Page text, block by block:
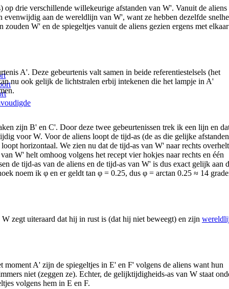
drie verschillende willekeurige afstanden van W'. Vanuit de aliens
evenwijdig aan de wereldlijn van W', want ze hebben dezelfde
W' en de spiegeltjes vanuit de aliens gezien ergens met elkaar
A'. Deze gebeurtenis valt samen in beide referentiestelsels (het
nu ook gelijk de lichtstralen erbij intekenen die het lampje in A'
zijn B' en C'. Door deze twee gebeurtenissen trek ik een lijn en
voor W. Voor de aliens loopt de tijd-as (de as die gelijke afstanden
horizontaal. We zien nu dat de tijd-as van W' naar rechts overhelt
W' helt omhoog volgens het recept vier hokjes naar rechts en één
de tijd-as van de aliens en de tijd-as van W' is dus exact gelijk aan
noem ik φ en er geldt tan φ = 0.25, dus φ = arctan 0.25 ≈ 14
zegt uiteraard dat hij in rust is (dat hij niet beweegt) en zijn
A' zijn de spiegeltjes in E' en F' volgens de aliens want hun
niet (zeggen ze). Echter, de gelijktijdigheids-as van W staat
volgens hem in E en F.